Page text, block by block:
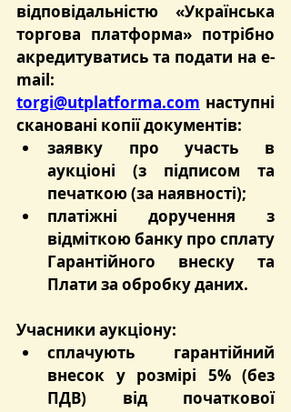
відповідальністю «Українська
торгова платформа» потрібно
акредитуватись та подати на e-
torgi@utplatforma.com наступні
скановані копії документів:
заявку про участь в
аукціоні (з підписом та
печаткою (за наявності);
платіжні доручення з
відміткою банку про сплату
Гарантійного внеску та
Плати за обробку даних.
Учасники аукціону:
сплачують гарантійний
внесок у розмірі 5% (без
ПДВ) від початкової